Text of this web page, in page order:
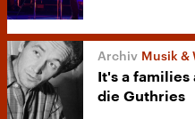
Musik &
It's a families
die Guthries